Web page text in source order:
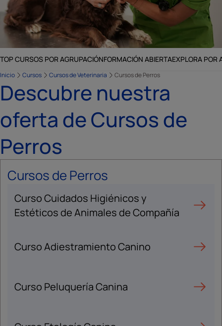
TOP CURSOS POR AGRUPACIÓNFORMACIÓN ABIERTAEXPLORA POR
Inicio Cursos Cursos de Veterinaria Cursos de Perros
Descubre nuestra
oferta de Cursos de
Perros
Cursos de Perros
Curso Cuidados Higiénicos y
Estéticos de Animales de Compañía
Curso Adiestramiento Canino
Curso Peluquería Canina